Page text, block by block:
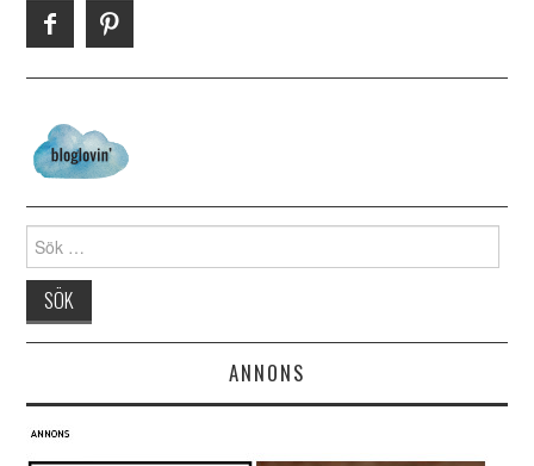
Search for:
ANNONS